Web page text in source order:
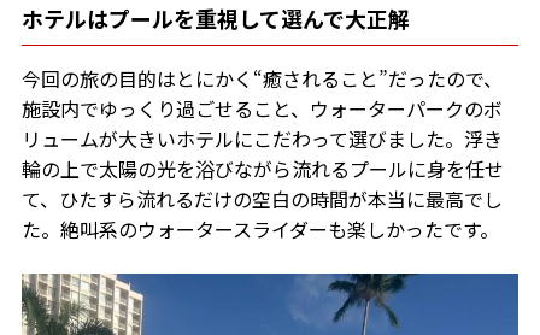
ホテルはプールを重視して選んで大正解
今回の旅の目的はとにかく“癒されること”だったので、
施設内でゆっくり過ごせること、ウォーターパークのボ
リュームが大きいホテルにこだわって選びました。浮き
輪の上で太陽の光を浴びながら流れるプールに身を任せ
て、ひたすら流れるだけの空白の時間が本当に最高でし
た。絶叫系のウォータースライダーも楽しかったです。